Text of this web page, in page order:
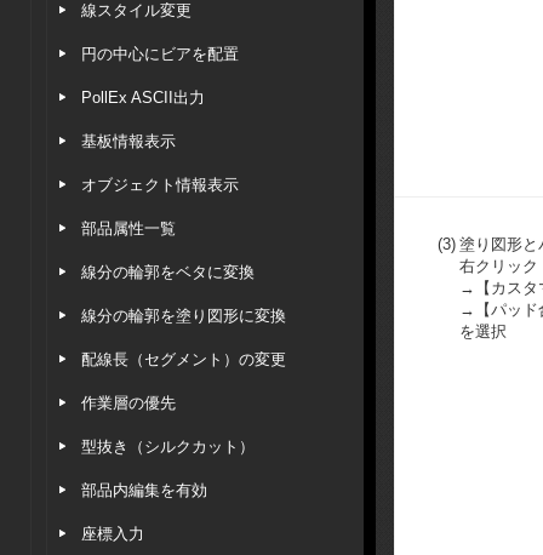
線スタイル変更
円の中心にビアを配置
PollEx ASCII出力
基板情報表示
オブジェクト情報表示
部品属性一覧
線分の輪郭をベタに変換
線分の輪郭を塗り図形に変換
配線長（セグメント）の変更
作業層の優先
型抜き（シルクカット）
部品内編集を有効
座標入力
(3) 塗り図形と
右クリック
→【カスタ
→【パッド
を選択